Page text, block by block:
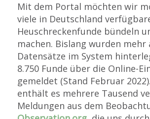
Mit dem Portal möchten wir
viele in Deutschland
Heuschreckenfunde bündeln
machen. Bislang wurden mehr
Datensätze im System
8.750 Funde über die Online-
gemeldet (Stand Februar
enthält es mehrere Tausend
Meldungen aus dem